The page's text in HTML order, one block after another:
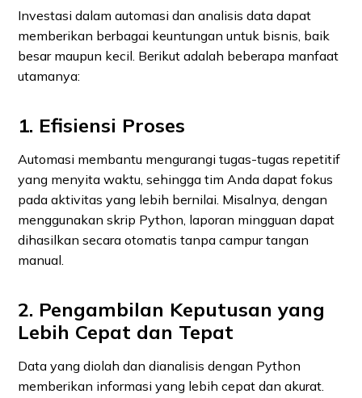
Investasi dalam automasi dan analisis data dapat
memberikan berbagai keuntungan untuk bisnis, baik
besar maupun kecil. Berikut adalah beberapa manfaat
utamanya:
1. Efisiensi Proses
Automasi membantu mengurangi tugas-tugas repetitif
yang menyita waktu, sehingga tim Anda dapat fokus
pada aktivitas yang lebih bernilai. Misalnya, dengan
menggunakan skrip Python, laporan mingguan dapat
dihasilkan secara otomatis tanpa campur tangan
manual.
2. Pengambilan Keputusan yang
Lebih Cepat dan Tepat
Data yang diolah dan dianalisis dengan Python
memberikan informasi yang lebih cepat dan akurat.